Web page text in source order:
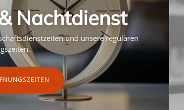
Nachtdienst
und unsere regulären